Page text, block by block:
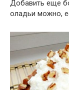
Добавить еще
оладьи можно,